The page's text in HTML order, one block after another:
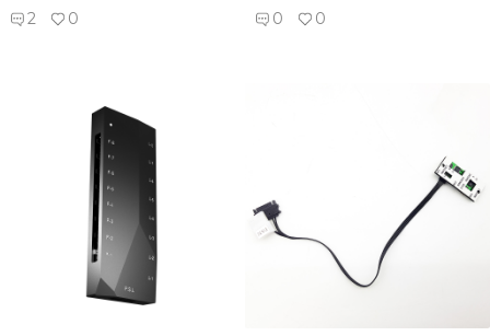
2
0 0 0